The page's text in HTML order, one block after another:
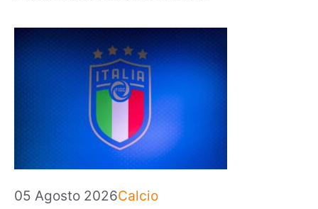
05 Agosto 2026Categorie
Calcio